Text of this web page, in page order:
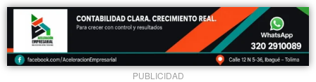
PUBLICIDAD